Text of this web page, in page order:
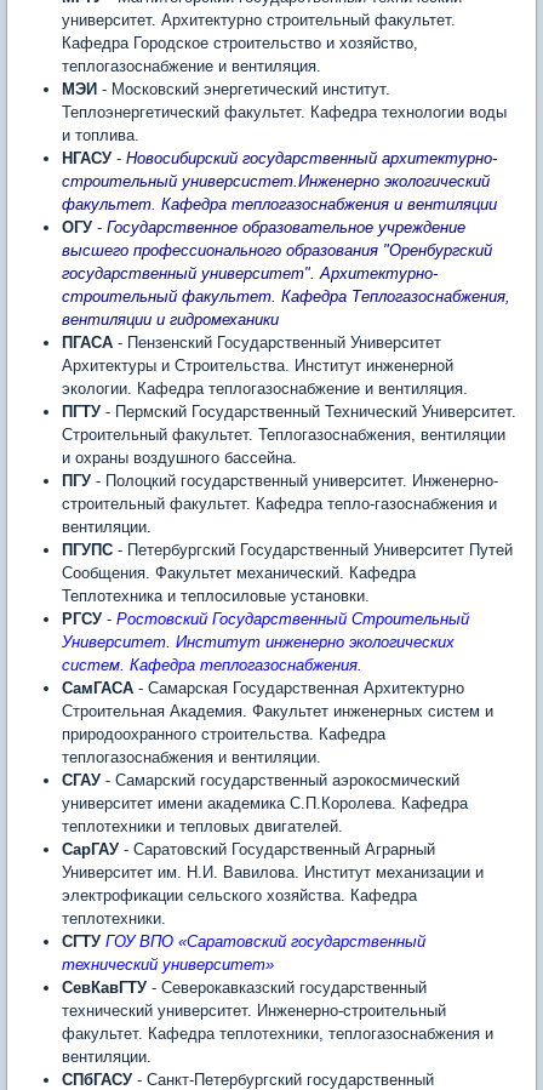
университет. Архитектурно строительный факультет.
Кафедра Городское строительство и хозяйство,
теплогазоснабжение и вентиляция.
МЭИ - Московский энергетический институт.
Теплоэнергетический факультет. Кафедра технологии воды
и топлива.
НГАСУ - Новосибирский государственный архитектурно-
строительный универсистет.Инженерно экологический
факультет. Кафедра теплогазоснабжения и вентиляции
ОГУ - Государственное образовательное учреждение
высшего профессионального образования "Оренбургский
государственный университет". Архитектурно-
строительный факультет. Кафедра Теплогазоснабжения,
вентиляции и гидромеханики
ПГАСА - Пензенский Государственный Университет
Архитектуры и Строительства. Институт инженерной
экологии. Кафедра теплогазоснабжение и вентиляция.
ПГТУ - Пермский Государственный Технический Университет.
Строительный факультет. Теплогазоснабжения, вентиляции
и охраны воздушного бассейна.
ПГУ - Полоцкий государственный университет. Инженерно-
строительный факультет. Кафедра тепло-газоснабжения и
вентиляции.
ПГУПС - Петербургский Государственный Университет Путей
Сообщения. Факультет механический. Кафедра
Теплотехника и теплосиловые установки.
РГСУ - Ростовский Государственный Строительный
Университет. Институт инженерно экологических
систем. Кафедра теплогазоснабжения.
СамГАСА - Самарская Государственная Архитектурно
Строительная Академия. Факультет инженерных систем и
природоохранного строительства. Кафедра
теплогазоснабжения и вентиляции.
СГАУ - Самарский государственный аэрокосмический
университет имени академика С.П.Королева. Кафедра
теплотехники и тепловых двигателей.
СарГАУ - Саратовский Государственный Аграрный
Университет им. Н.И. Вавилова. Институт механизации и
электрофикации сельского хозяйства. Кафедра
теплотехники.
СГТУ ГОУ ВПО «Саратовский государственный
технический университет»
СевКавГТУ - Северокавказский государственный
технический университет. Инженерно-строительный
факультет. Кафедра теплотехники, теплогазоснабжения и
вентиляции.
СПбГАСУ - Санкт-Петербургский государственный